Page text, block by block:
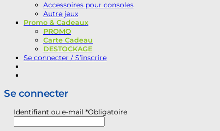
Accessoires pour consoles
Autre jeux
Promo & Cadeaux
PROMO
Carte Cadeau
DESTOCKAGE
Se connecter / S’inscrire
Se connecter
Identifiant ou e-mail *Obligatoire